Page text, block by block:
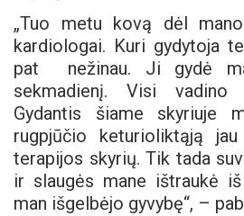
„Tuo metu kovą dėl
kardiologai. Kuri gydytoja
pat nežinau. Ji gydė
sekmadienį. Visi vadino
Gydantis šiame skyriuje
rugpjūčio keturioliktąją
terapijos skyrių. Tik tada
ir slaugės mane ištraukė
man išgelbėjo gyvybę“, –